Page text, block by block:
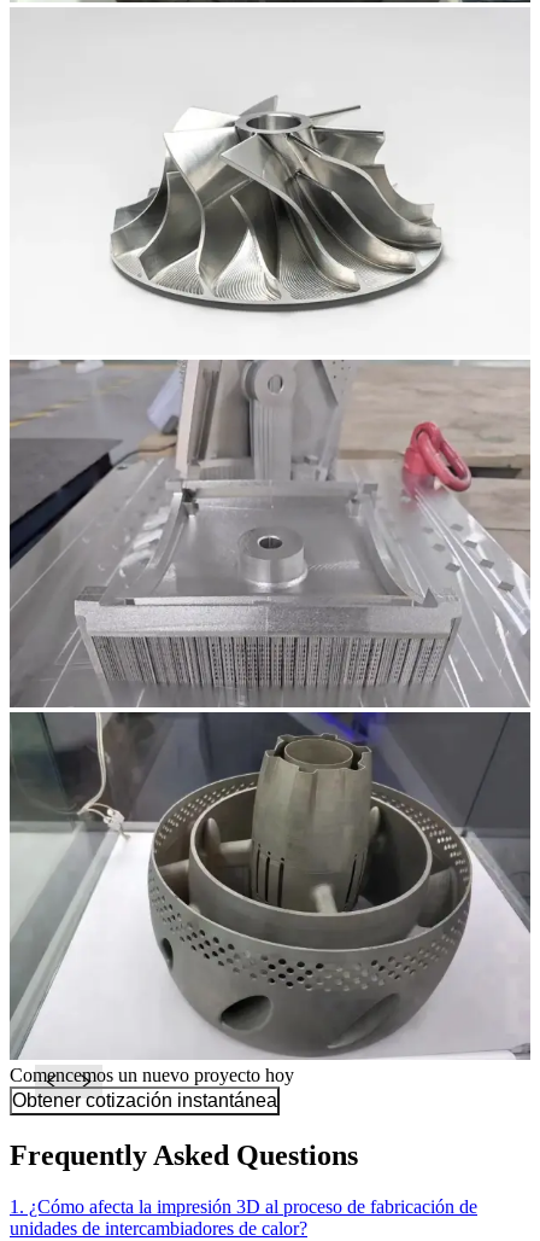
Comencemos un nuevo proyecto hoy
Obtener cotización instantánea
Frequently Asked Questions
1. ¿Cómo afecta la impresión 3D al proceso de fabricación de
unidades de intercambiadores de calor?